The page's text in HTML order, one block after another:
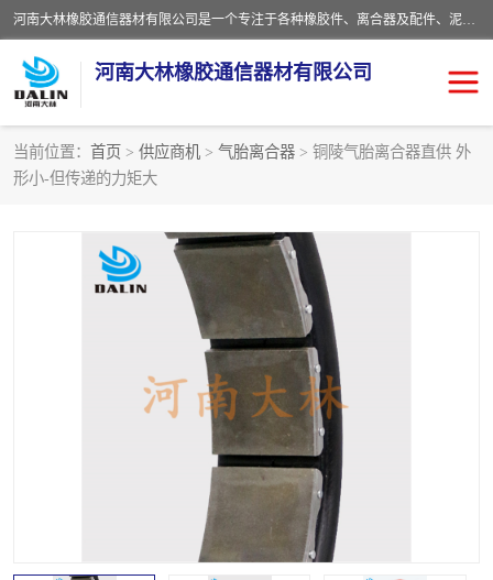
河南大林橡胶通信器材有限公司是一个专注于各种橡胶件、离合器及配件、泥浆泵及配件等产品设计制造和加工的企业。产品应用于矿山、冶金、石油、钢铁、化工、水泥、船舶、造纸、通用机械等各种大功率机械传动或制动装置。
河南大林橡胶通信器材有限公司
当前位置： 首页 > 供应商机 > 气胎离合器 > 铜陵气胎离合器直供 外
形小-但传递的力矩大
推盘离合器
VC离合器 矿山离合器
PO隔膜离合器 气胎离合器
气动元件
DY隔膜式离合器 CB离合器
实芯轮胎
联轴器
液力端配件